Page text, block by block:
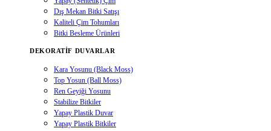
Dış Mekan Bitki Satışı
Kaliteli Çim Tohumları
Bitki Besleme Ürünleri
DEKORATIF DUVARLAR
Kara Yosunu (Black Moss)
Top Yosun (Ball Moss)
Ren Geyiği Yosunu
Stabilize Bitkiler
Yapay Plastik Duvar
Yapay Plastik Bitkiler